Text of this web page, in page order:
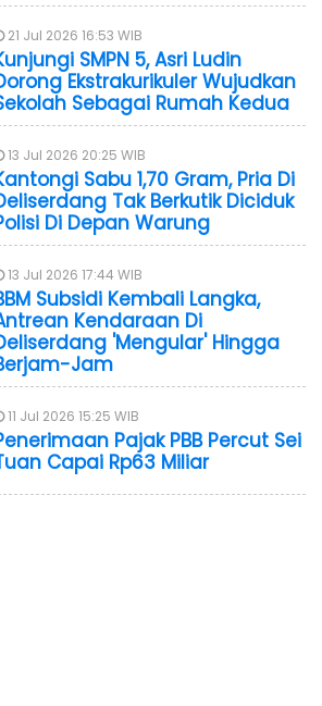
21 Jul 2026 16:53 WIB
SMPN 5, Asri Ludin
Ekstrakurikuler Wujudkan
Sebagai Rumah Kedua
13 Jul 2026 20:25 WIB
Sabu 1,70 Gram, Pria Di
Tak Berkutik Diciduk
Di Depan Warung
13 Jul 2026 17:44 WIB
Subsidi Kembali Langka,
Kendaraan Di
'Mengular' Hingga
Jam
11 Jul 2026 15:25 WIB
Pajak PBB Percut Sei
Capai Rp63 Miliar